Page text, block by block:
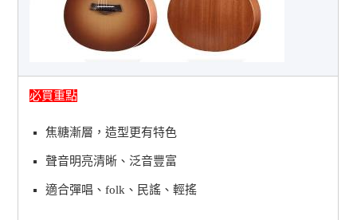
必買重點
焦糖漸層，造型更有特色
聲音明亮清晰、泛音豐富
適合彈唱、folk、民謠、輕搖